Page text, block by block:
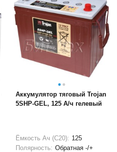
Аккумулятор тяговый Trojan
5SHP-GEL, 125 А/ч гелевый
Ёмкость Ач (С20): 125
Полярность: Обратная -/+